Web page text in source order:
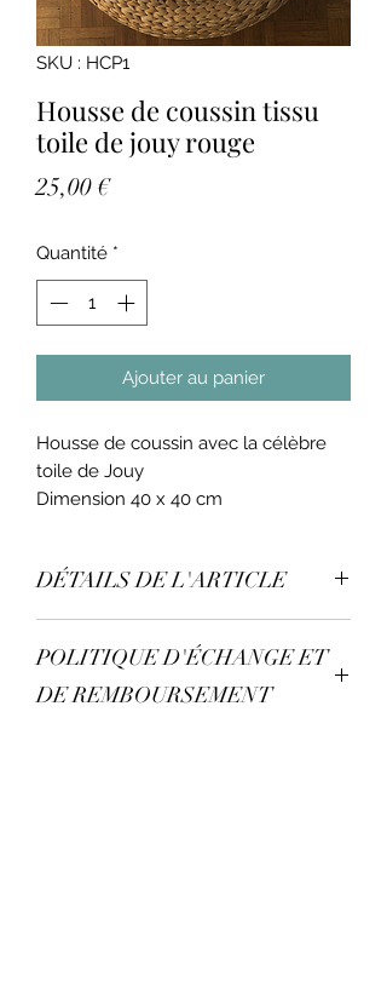
SKU : HCP1
Housse de coussin tissu
toile de jouy rouge
25,00 €Prix
Quantité *
Ajouter au panier
Housse de coussin avec la célèbre
toile de Jouy
Dimension 40 x 40 cm
DÉTAILS DE L'ARTICLE
Dim.40x40 cm
Tissu se lave en machine à 40°
POLITIQUE D'ÉCHANGE ET
DE REMBOURSEMENT